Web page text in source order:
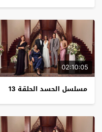
02:10:05
مسلسل الحسد الحلقة 13